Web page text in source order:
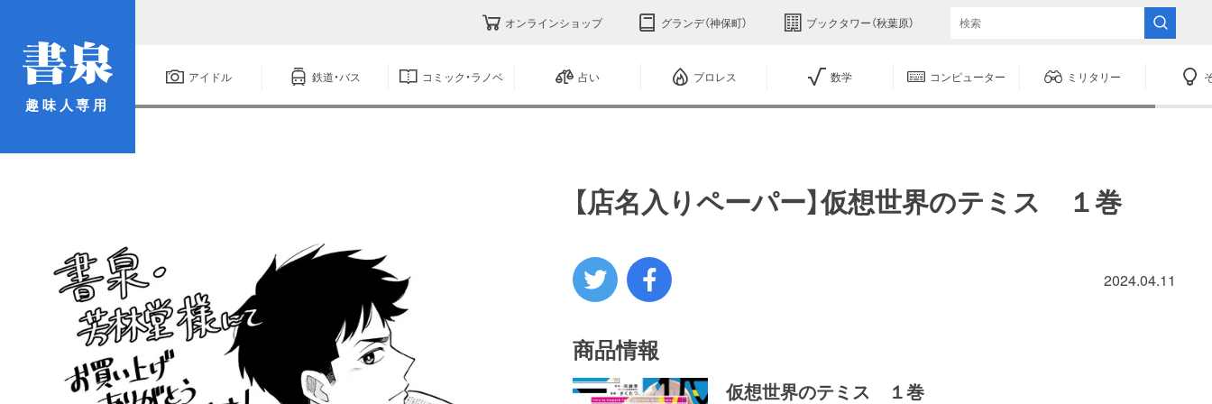
趣味人専用
オンラインショップ グランデ（神保町） ブックタワー（秋葉原）
アイドル 鉄道・バス コミック・ラノベ 占い プロレス 数学 コンピューター ミリタリー
【店名入りペーパー】仮想世界のテミス １巻
2024.04.11
商品情報
仮想世界のテミス １巻